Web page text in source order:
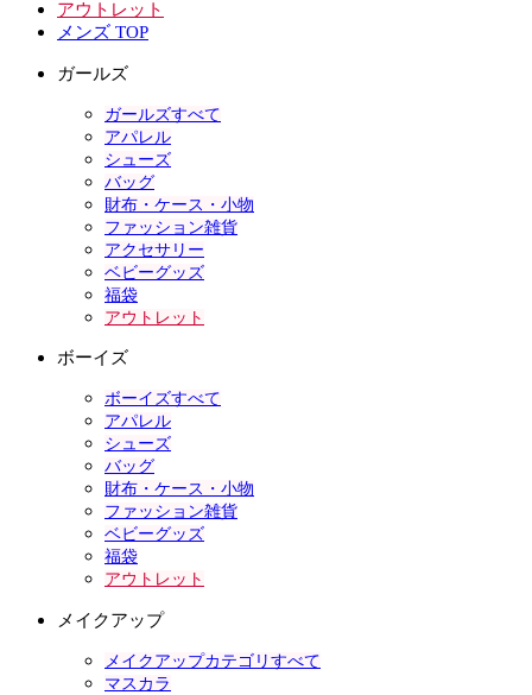
アウトレット
メンズ TOP
ガールズ
ガールズすべて
アパレル
シューズ
バッグ
財布・ケース・小物
ファッション雑貨
アクセサリー
ベビーグッズ
福袋
アウトレット
ボーイズ
ボーイズすべて
アパレル
シューズ
バッグ
財布・ケース・小物
ファッション雑貨
ベビーグッズ
福袋
アウトレット
メイクアップ
メイクアップカテゴリすべて
マスカラ